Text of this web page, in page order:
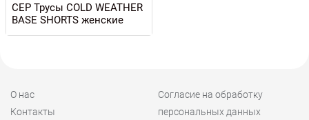
CEP Трусы COLD WEATHER
BASE SHORTS женские
О нас
Контакты
Согласие на обработку
персональных данных